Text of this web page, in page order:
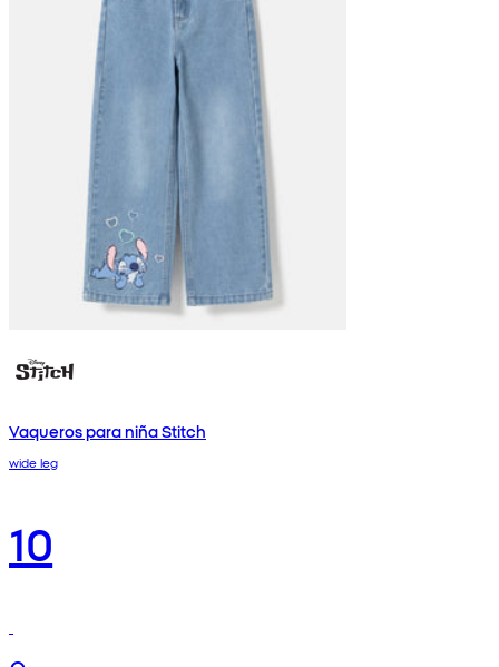
Vaqueros para niña Stitch
wide leg
10